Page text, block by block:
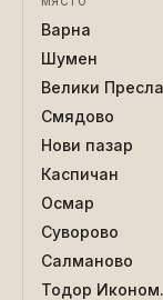
Варна
Шумен
Велики
Смядово
Нови пазар
Каспичан
Осмар
Суворово
Салманово